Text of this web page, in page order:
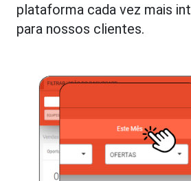
plataforma cada vez mais
para nossos clientes.